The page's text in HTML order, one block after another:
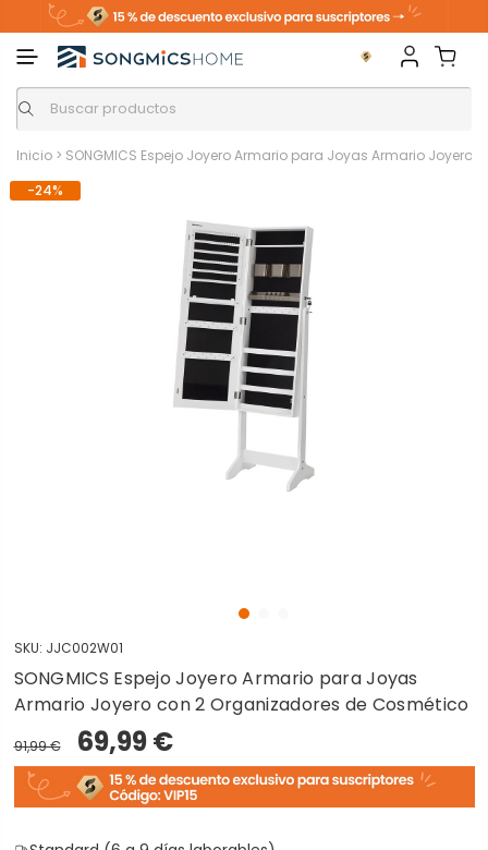
Inicio > SONGMICS Espejo Joyero Armario para Joyas Armario
-24%
SKU: JJC002W01
SONGMICS Espejo Joyero Armario para Joyas
Armario Joyero con 2 Organizadores de Cosmético
91,99 € 69,99 €